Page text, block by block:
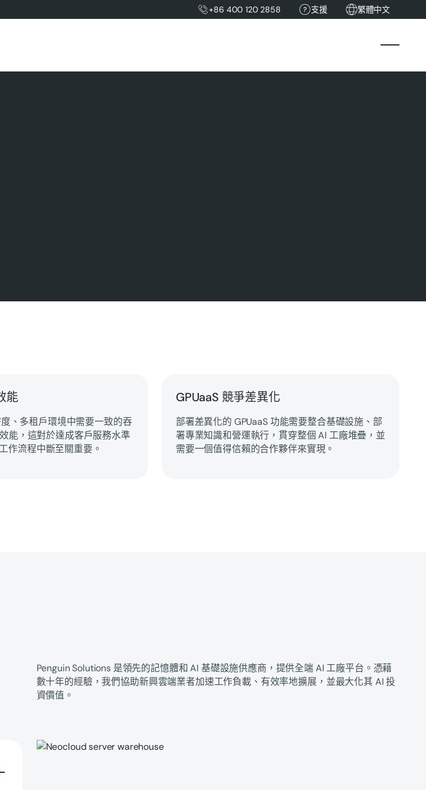
+86 400 120 2858 支援 繁體中文
能
、多租戶環境中需要一致的吞
能，這對於達成客戶服務水準
作流程中斷至關重要。
GPUaaS 競爭差異化
部署差異化的 GPUaaS 功能需要整合基礎設施、部
署專業知識和營運執行，貫穿整個 AI 工廠堆疊，並
需要一個值得信賴的合作夥伴來實現。
Penguin Solutions 是領先的記憶體和 AI 基礎設施供應商，提供全端 AI 工廠平台。憑藉
數十年的經驗，我們協助新興雲端業者加速工作負載、有效率地擴展，並最大化其 AI 投
資價值。